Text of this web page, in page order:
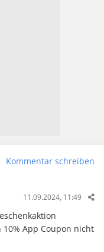
Kommentar schreiben
11.09.2024, 11:49
App Coupon nicht